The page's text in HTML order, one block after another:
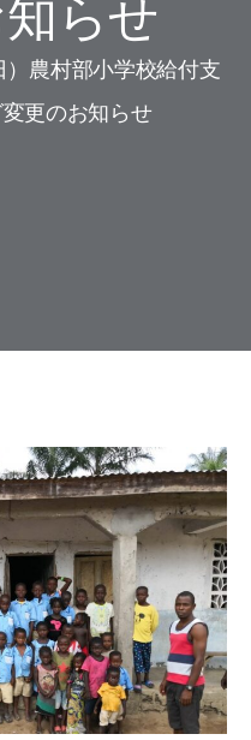
らせ
）農村部小学校給付支
更のお知らせ